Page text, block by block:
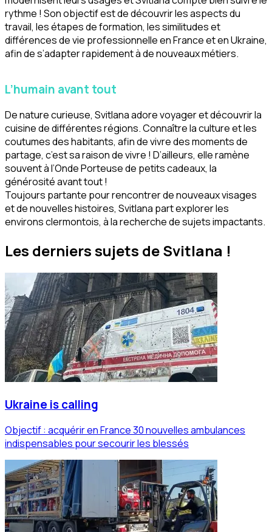
rythme ! Son objectif est de découvrir les aspects du
travail, les étapes de formation, les similitudes et
différences de vie professionnelle en France et en Ukraine,
afin de s’adapter rapidement à de nouveaux métiers.
L’humain avant tout
De nature curieuse, Svitlana adore voyager et découvrir la
cuisine de différentes régions. Connaître la culture et les
coutumes des habitants, afin de vivre des moments de
partage, c’est sa raison de vivre ! D’ailleurs, elle ramène
souvent à l’Onde Porteuse de petits cadeaux, la
générosité avant tout !
Toujours partante pour rencontrer de nouveaux visages
et de nouvelles histoires, Svitlana part explorer les
environs clermontois, à la recherche de sujets impactants.
Les derniers sujets de Svitlana !
Ukraine is calling
Objectif : acquérir en France 30 nouvelles ambulances
indispensables pour secourir les blessés